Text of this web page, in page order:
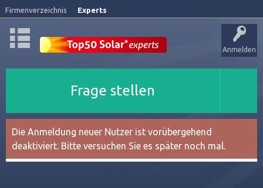
Firmenverzeichnis Experts
Anmelden
Frage stellen
Die Anmeldung neuer Nutzer ist vorübergehend
deaktiviert. Bitte versuchen Sie es später noch mal.